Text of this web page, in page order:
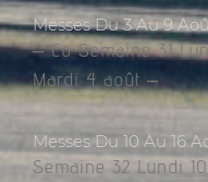
Messes Du 3 Au 9
– Co Semaine 31
Mardi 4 août –
Messes Du 10 Au 16
Semaine 32 Lundi